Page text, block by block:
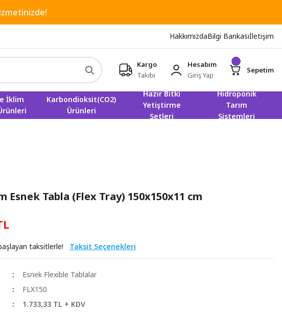
HakkımızdaBilgi Bankasıİletişim
Kargo
Takibi
Hesabım
Giriş Yap
Sepetim
İklim
Karbondioksit(CO2)
Ürünleri
Hazır Bitki
Yetiştirme
Setleri
Hidroponik
Tarım
Sistemleri
Esnek Tabla (Flex Tray) 150x150x11 cm
taksitlerle! Taksit Seçenekleri
Esnek Flexible Tablalar
FLX150
1.733,33 TL + KDV